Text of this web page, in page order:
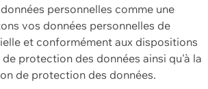
personnelles comme une
vos données personnelles de
et conformément aux dispositions
protection des données ainsi qu'à la
de protection des données.